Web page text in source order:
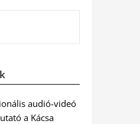
audió-videó
a Kácsa